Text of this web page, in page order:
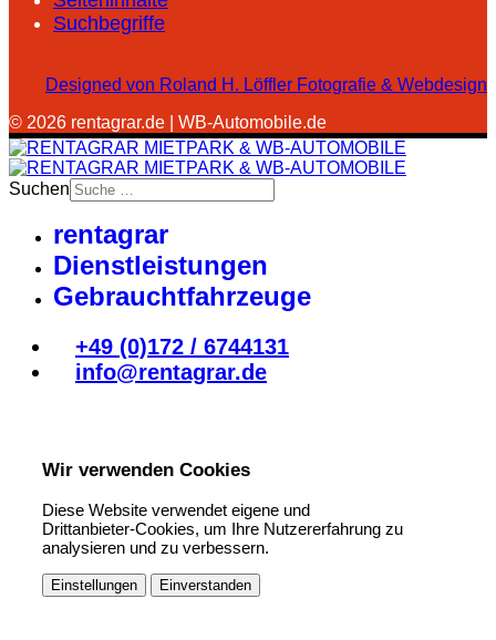
Suchbegriffe
Designed von Roland H. Löffler Fotografie & Webdesign
© 2026 rentagrar.de | WB-Automobile.de
Suchen
rentagrar
Dienstleistungen
Gebrauchtfahrzeuge
+49 (0)172 / 6744131
info@rentagrar.de
Wir verwenden Cookies
Diese Website verwendet eigene und
Drittanbieter-Cookies, um Ihre Nutzererfahrung zu
analysieren und zu verbessern.
Einstellungen Einverstanden